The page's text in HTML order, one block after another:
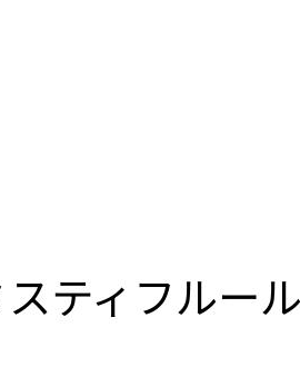
ティフルー